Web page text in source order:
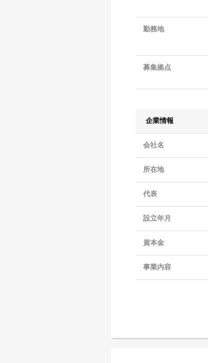
勤務地
募集拠点
企業情報
会社名
所在地
代表
設立年月
資本金
事業内容